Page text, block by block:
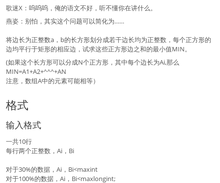
歌迷X：呜呜呜，俺的语文不好，听不懂你在讲什么。
燕姿：别怕，其实这个问题可以简化为……
将边长为正整数a，b的长方形划分成若干边长均为正整数，每个正方形的
边均平行于矩形的相应边，试求这些正方形边之和的最小值MIN。
(如果这个长方形可以分成N个正方形，其中每个边长为Ai,那么
MIN=A1+A2+^^^+AN
注意，数组A中的元素可能相等）
格式
输入格式
一共10行
每行两个正整数，Ai，Bi
对于30%的数据，Ai，Bi<maxint
对于100%的数据，Ai，Bi<maxlongint;